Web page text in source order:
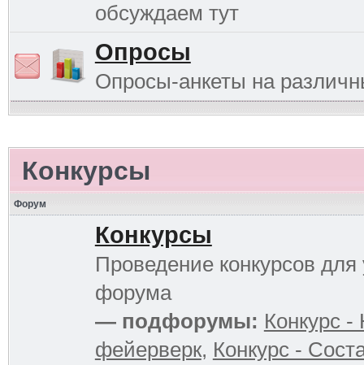
обсуждаем тут
Опросы
Опросы-анкеты на
Конкурсы
Форум
Конкурсы
Проведение конкурсов для
форума
— подфорумы: Конкурс
фейерверк, Конкурс -